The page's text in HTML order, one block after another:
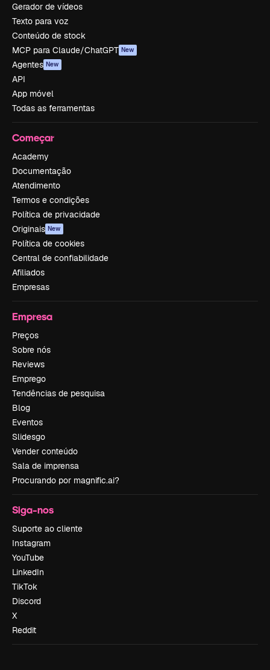
Gerador de vídeos
Texto para voz
Conteúdo de stock
MCP para Claude/ChatGPT New
Agentes New
API
App móvel
Todas as ferramentas
Começar
Academy
Documentação
Atendimento
Termos e condições
Política de privacidade
Originais New
Política de cookies
Central de confiabilidade
Afiliados
Empresas
Empresa
Preços
Sobre nós
Reviews
Emprego
Tendências de pesquisa
Blog
Eventos
Slidesgo
Vender conteúdo
Sala de imprensa
Procurando por magnific.ai?
Siga-nos
Suporte ao cliente
Instagram
YouTube
LinkedIn
TikTok
Discord
X
Reddit